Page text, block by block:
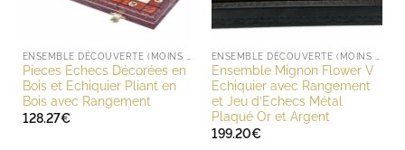
Pieces Echecs Décorées en
Bois et Echiquier Pliant en
Bois avec Rangement
128.27€
Ensemble Mignon Flower V
Echiquier avec Rangement
et Jeu d’Echecs Métal
Plaqué Or et Argent
199.20€